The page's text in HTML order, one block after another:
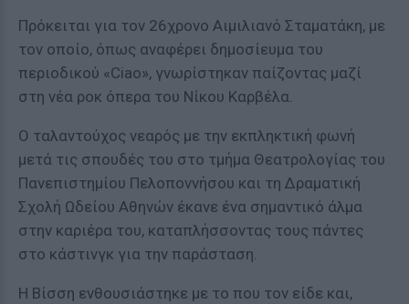
Πρόκειται για τον 26χρονο Αιμιλιανό Σταματάκη, με
τον οποίο, όπως αναφέρει δημοσίευμα του
περιοδικού «Ciao», γνωρίστηκαν παίζοντας μαζί
στη νέα ροκ όπερα του Νίκου Καρβέλα.
Ο ταλαντούχος νεαρός με την εκπληκτική φωνή
μετά τις σπουδές του στο τμήμα Θεατρολογίας του
Πανεπιστημίου Πελοποννήσου και τη Δραματική
Σχολή Ωδείου Αθηνών έκανε ένα σημαντικό άλμα
στην καριέρα του, καταπλήσσοντας τους πάντες
στο κάστινγκ για την παράσταση.
Η Βίσση ενθουσιάστηκε με το που τον είδε και,